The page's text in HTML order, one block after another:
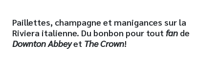
Paillettes, champagne et manigances sur la
Riviera italienne. Du bonbon pour toutfan de
Downton Abbeyet The Crown!